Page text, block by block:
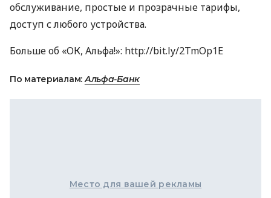
обслуживание, простые и прозрачные тарифы,
доступ с любого устройства.
Больше об «ОК, Альфа!»: http://bit.ly/2TmOp1E
По материалам:Альфа-Банк
Место для вашей рекламы